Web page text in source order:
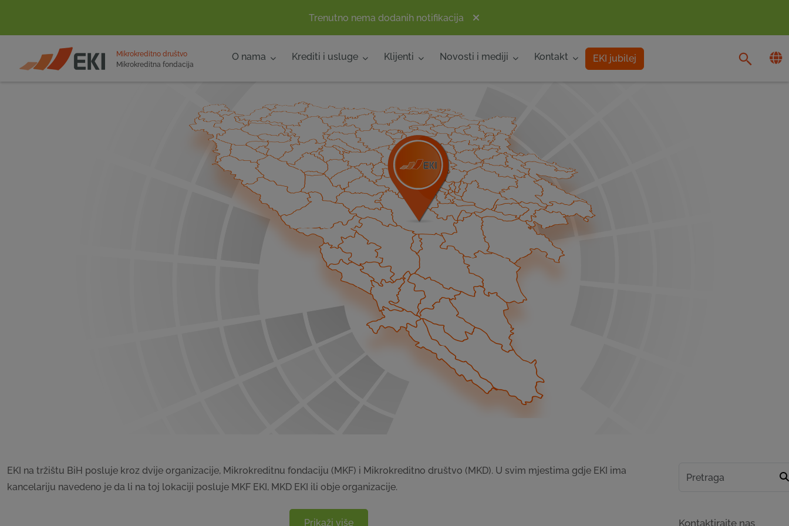
Trenutno nema dodanih notifikacija
POČETNA
Mikrokreditno društvo
Mikrokreditna fondacija
O nama Krediti i usluge Klijenti Novosti i mediji Kontakt EKI jubilej
EKI na tržištu BiH posluje kroz dvije organizacije, Mikrokreditnu fondaciju (MKF) i Mikrokreditno društvo (MKD). U svim mjestima gdje EKI ima
kancelariju navedeno je da li na toj lokaciji posluje MKF EKI, MKD EKI ili obje organizacije.
Prikaži više Kontaktirajte nas